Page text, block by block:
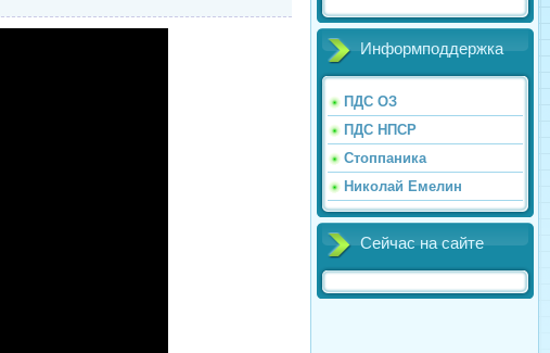
Информподдержка
ПДС ОЗ
ПДС НПСР
Стоппаника
Николай Емелин
Сейчас на сайте